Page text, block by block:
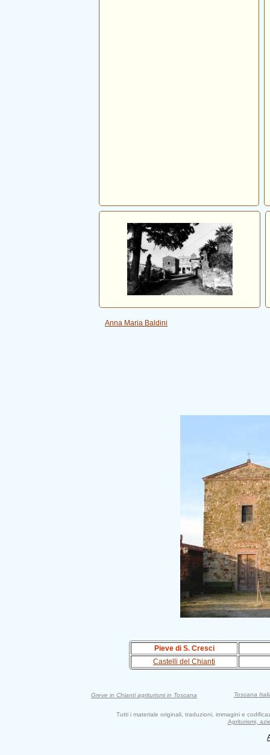
Anna Maria Baldini
Pieve di S. Cresci
Castelli del Chianti
Greve in Chianti agriturismi in Toscana Toscana
Tutti i materiale originali, traduzioni, immagini e
Agriturismi,